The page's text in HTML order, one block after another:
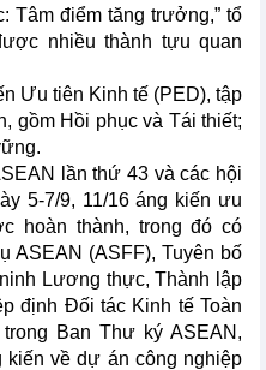
Tâm điểm tăng trưởng,” tổ
nhiều thành tựu quan
Ưu tiên Kinh tế (PED), tập
gồm Hồi phục và Tái thiết;
lần thứ 43 và các hội
5-7/9, 11/16 áng kiến ưu
hoàn thành, trong đó có
ASEAN (ASFF), Tuyên bố
Lương thực, Thành lập
định Đối tác Kinh tế Toàn
Ban Thư ký ASEAN,
kiến về dự án công nghiệp